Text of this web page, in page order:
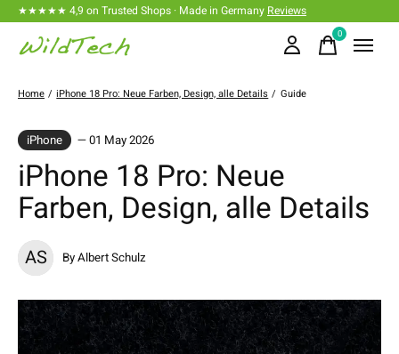
★★★★★ 4,9 on Trusted Shops · Made in Germany Reviews
0items
Home / iPhone 18 Pro: Neue Farben, Design, alle Details / Guide
iPhone — 01 May 2026
iPhone 18 Pro: Neue
Farben, Design, alle Details
AS By Albert Schulz